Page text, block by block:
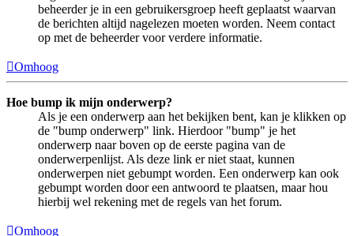
beheerder je in een gebruikersgroep heeft geplaatst waarvan
de berichten altijd nagelezen moeten worden. Neem contact
op met de beheerder voor verdere informatie.
Omhoog
Hoe bump ik mijn onderwerp?
Als je een onderwerp aan het bekijken bent, kan je klikken op
de "bump onderwerp" link. Hierdoor "bump" je het
onderwerp naar boven op de eerste pagina van de
onderwerpenlijst. Als deze link er niet staat, kunnen
onderwerpen niet gebumpt worden. Een onderwerp kan ook
gebumpt worden door een antwoord te plaatsen, maar hou
hierbij wel rekening met de regels van het forum.
Omhoog